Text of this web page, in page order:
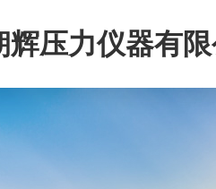
辉压力仪器有